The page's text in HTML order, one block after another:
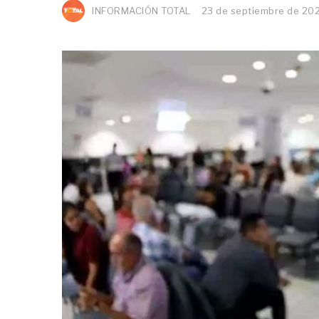
INFORMACIÓN TOTAL 23 de septiembre de